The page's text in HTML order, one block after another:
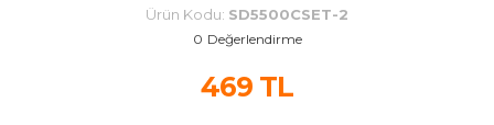
Ürün Kodu: SD5500CSET-2
0 Değerlendirme
469 TL